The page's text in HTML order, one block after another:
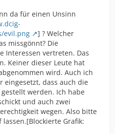
da für einen Unsinn
evil.png
] ? Welcher
missgönnt? Die
Interessen vertreten. Das
Keiner dieser Leute hat
wird. Auch ich
eingesetzt, dass auch die
werden. Ich habe
und auch zwei
wegen. Also bitte
Grafik: